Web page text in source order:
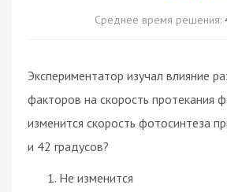
Среднее время решения:
Экспериментатор изучал влияние
факторов на скорость протекания
изменится скорость фотосинтеза
и 42 градусов?
Не изменится